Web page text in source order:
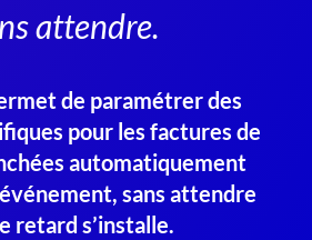
attendre.
de paramétrer des
pour les factures de
automatiquement
sans attendre
retard s’installe.